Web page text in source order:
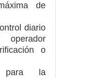
de
diario
o
para la